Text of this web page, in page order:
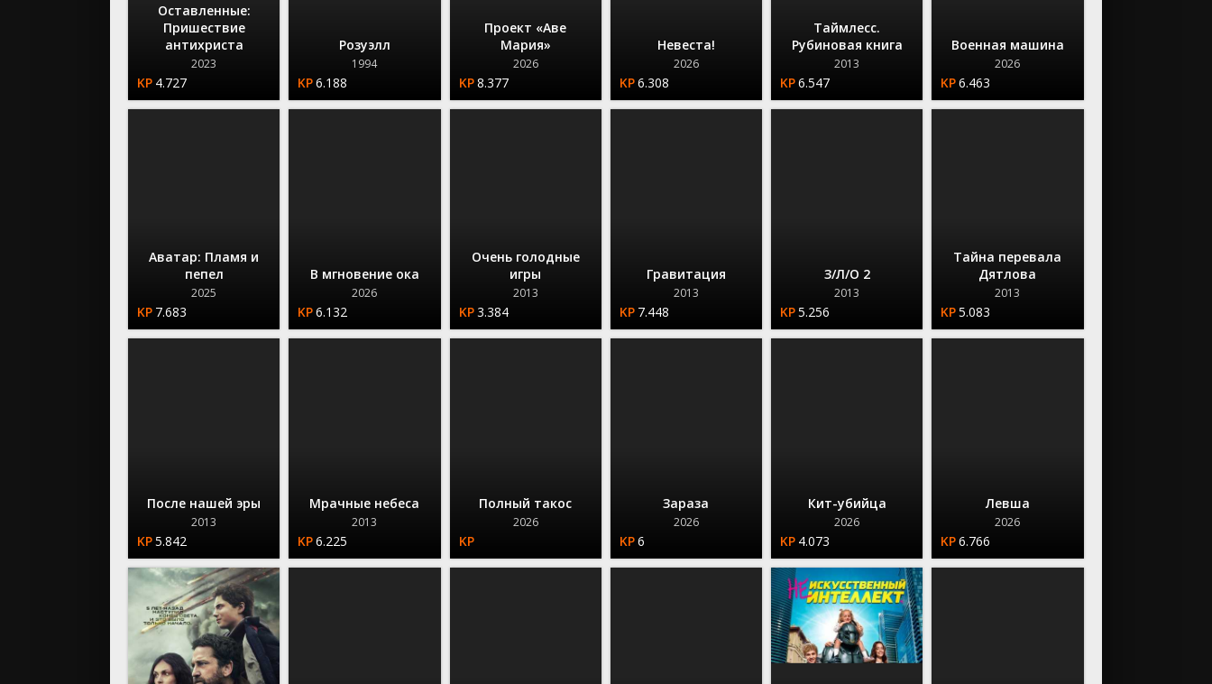
Оставленные:
Пришествие
антихриста
2023
4.727
Розуэлл
1994
6.188
Проект «Аве
Мария»
2026
8.377
Невеста!
2026
6.308
Таймлесс.
Рубиновая книга
2013
6.547
Военная машина
2026
6.463
Аватар: Пламя и
пепел
2025
7.683
В мгновение ока
2026
6.132
Очень голодные
игры
2013
3.384
Гравитация
2013
7.448
З/Л/О 2
2013
5.256
Тайна перевала
Дятлова
2013
5.083
После нашей эры
2013
5.842
Мрачные небеса
2013
6.225
Полный такос
2026
Зараза
2026
6
Кит-убийца
2026
4.073
Левша
2026
6.766